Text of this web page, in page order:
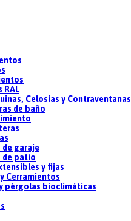
RAL
Celosías y Contraventanas
de baño
de garaje
de patio
y fijas
Cerramientos
pérgolas bioclimáticas